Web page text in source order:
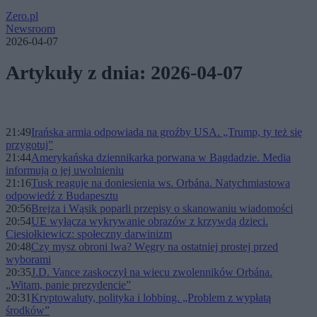
Zero.pl
Newsroom
2026-04-07
Artykuły z dnia: 2026-04-07
21:49Irańska armia odpowiada na groźby USA. „Trump, ty też się
przygotuj”
21:44Amerykańska dziennikarka porwana w Bagdadzie. Media
informują o jej uwolnieniu
21:16Tusk reaguje na doniesienia ws. Orbána. Natychmiastowa
odpowiedź z Budapesztu
20:56Brejza i Wąsik poparli przepisy o skanowaniu wiadomości
20:54UE wyłącza wykrywanie obrazów z krzywdą dzieci.
Ciesiołkiewicz: społeczny darwinizm
20:48Czy mysz obroni lwa? Węgry na ostatniej prostej przed
wyborami
20:35J.D. Vance zaskoczył na wiecu zwolenników Orbána.
„Witam, panie prezydencie”
20:31 Kryptowaluty, polityka i lobbing. „Problem z wypłatą
środków”